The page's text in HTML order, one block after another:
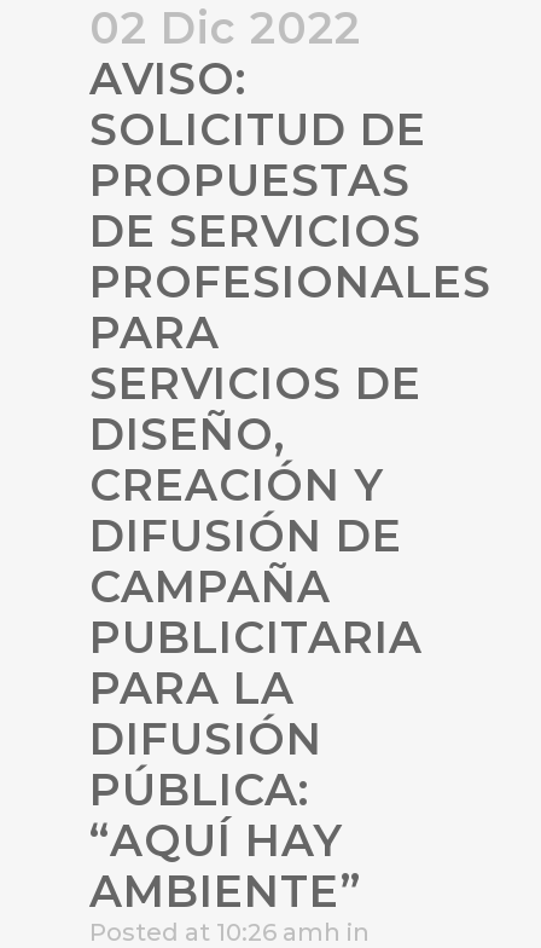
02 Dic 2022
AVISO:
SOLICITUD DE
PROPUESTAS
DE SERVICIOS
PROFESIONALES
PARA
SERVICIOS DE
DISEÑO,
CREACIÓN Y
DIFUSIÓN DE
CAMPAÑA
PUBLICITARIA
PARA LA
DIFUSIÓN
PÚBLICA:
“AQUÍ HAY
AMBIENTE”
Posted at 10:26 amh in